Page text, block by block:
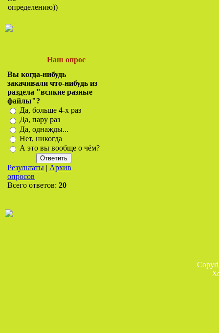
определению))
Наш опрос
Вы когда-нибудь
закачивали что-нибудь из
раздела "всякие разные
файлы"?
Да, больше 4-х раз
Да, пару раз
Да, однажды...
Нет, никогда
А это вы вообще о чём?
Результаты | Архив
опросов
Всего ответов: 20